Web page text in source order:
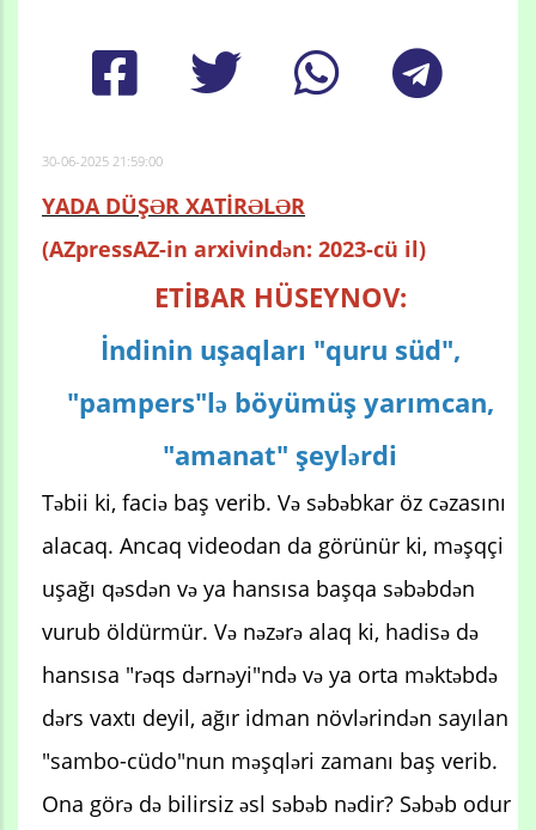
30-06-2025 21:59:00
YADA DÜŞƏR XATİRƏLƏR
(AZpressAZ-in arxivindən: 2023-cü il)
ETİBAR HÜSEYNOV:
İndinin uşaqları "quru süd",
"pampers"lə böyümüş yarımcan,
"amanat" şeylərdi
Təbii ki, faciə baş verib. Və səbəbkar öz cəzasını
alacaq. Ancaq videodan da görünür ki, məşqçi
uşağı qəsdən və ya hansısa başqa səbəbdən
vurub öldürmür. Və nəzərə alaq ki, hadisə də
hansısa "rəqs dərnəyi"ndə və ya orta məktəbdə
dərs vaxtı deyil, ağır idman növlərindən sayılan
"sambo-cüdo"nun məşqləri zamanı baş verib.
Ona görə də bilirsiz əsl səbəb nədir? Səbəb odur